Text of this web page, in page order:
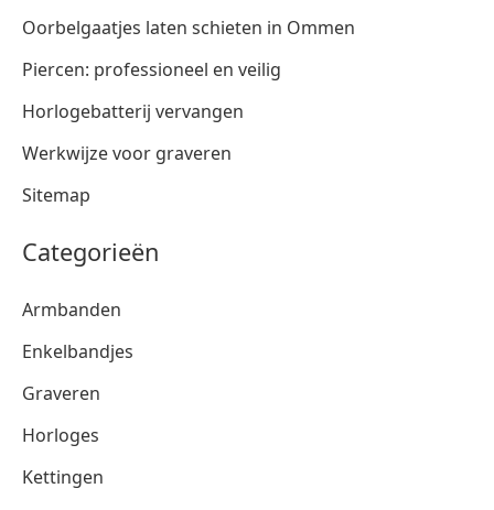
Oorbelgaatjes laten schieten in Ommen
Piercen: professioneel en veilig
Horlogebatterij vervangen
Werkwijze voor graveren
Sitemap
Categorieën
Armbanden
Enkelbandjes
Graveren
Horloges
Kettingen